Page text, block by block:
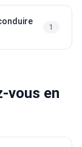
1
vous en